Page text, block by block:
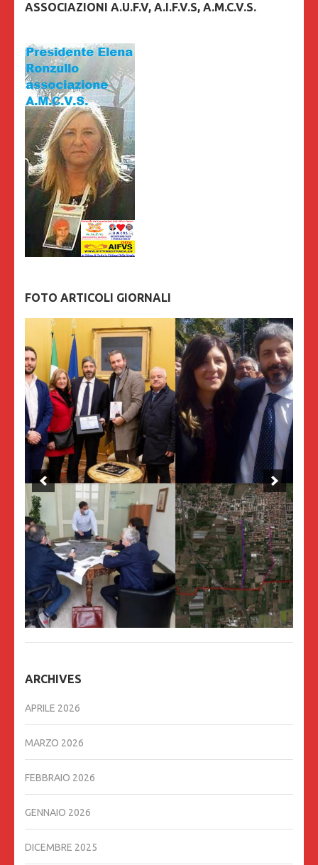
ASSOCIAZIONI A.U.F.V, A.I.F.V.S, A.M.C.V.S.
FOTO ARTICOLI GIORNALI
ARCHIVES
APRILE 2026
MARZO 2026
FEBBRAIO 2026
GENNAIO 2026
DICEMBRE 2025